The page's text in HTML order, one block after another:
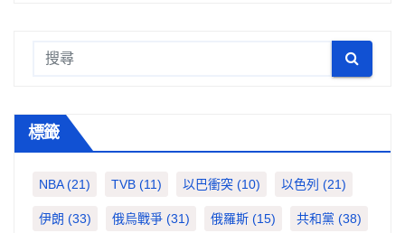
標籤
NBA(21) TVB (11) 以巴衝突 (10) 以色列 (21)
伊朗 (33) 俄烏戰爭 (31) 俄羅斯 (15) 共和黨 (38)